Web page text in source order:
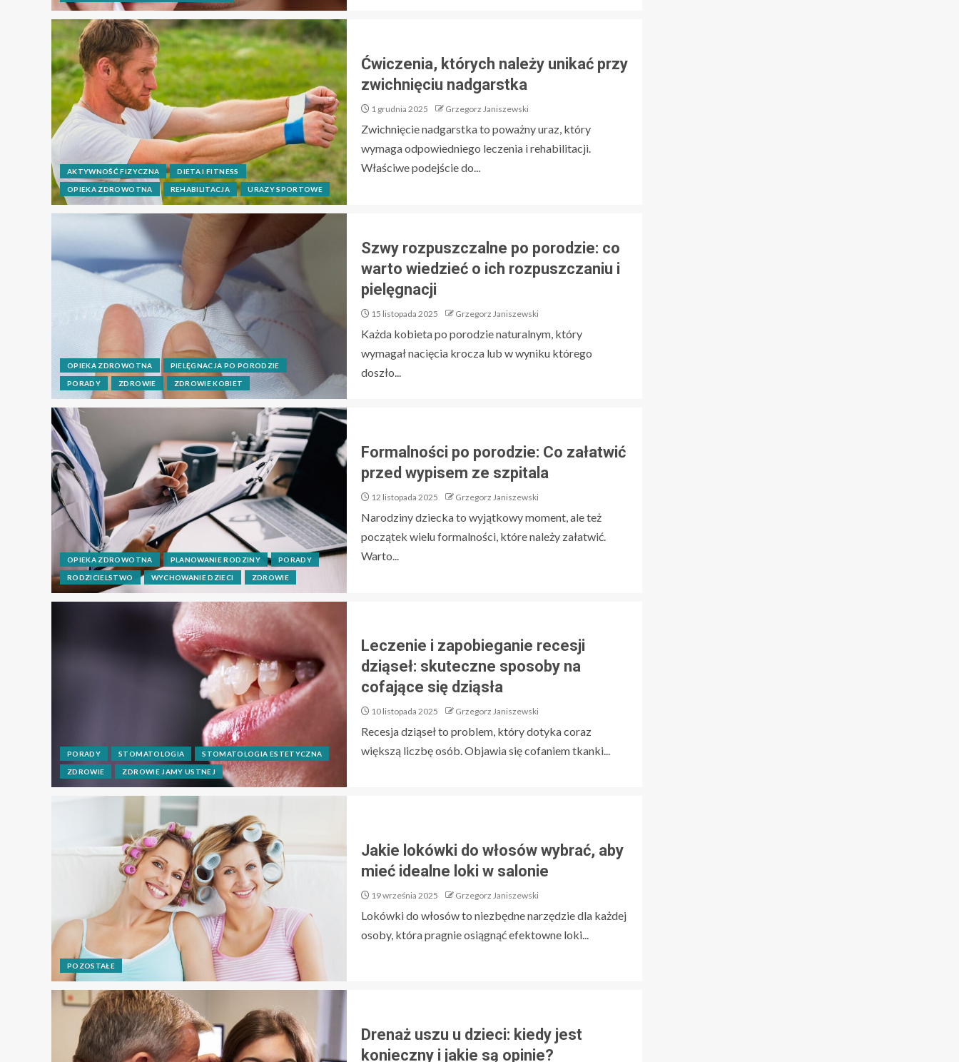
AKTYWNOŚĆ FIZYCZNA DIETA I FITNESS
OPIEKA ZDROWOTNA REHABILITACJA URAZY SPORTOWE
Ćwiczenia, których należy unikać przy
zwichnięciu nadgarstka
1 grudnia 2025 Grzegorz Janiszewski
Zwichnięcie nadgarstka to poważny uraz, który
wymaga odpowiedniego leczenia i rehabilitacji.
Właściwe podejście do...
OPIEKA ZDROWOTNA PIELĘGNACJA PO PORODZIE
PORADY ZDROWIE ZDROWIE KOBIET
Szwy rozpuszczalne po porodzie: co
warto wiedzieć o ich rozpuszczaniu i
pielęgnacji
15 listopada 2025 Grzegorz Janiszewski
Każda kobieta po porodzie naturalnym, który
wymagał nacięcia krocza lub w wyniku którego
doszło...
OPIEKA ZDROWOTNA PLANOWANIE RODZINY PORADY
RODZICIELSTWO WYCHOWANIE DZIECI ZDROWIE
Formalności po porodzie: Co załatwić
przed wypisem ze szpitala
12 listopada 2025 Grzegorz Janiszewski
Narodziny dziecka to wyjątkowy moment, ale też
początek wielu formalności, które należy załatwić.
Warto...
PORADY STOMATOLOGIA STOMATOLOGIA ESTETYCZNA
ZDROWIE ZDROWIE JAMY USTNEJ
Leczenie i zapobieganie recesji
dziąseł: skuteczne sposoby na
cofające się dziąsła
10 listopada 2025 Grzegorz Janiszewski
Recesja dziąseł to problem, który dotyka coraz
większą liczbę osób. Objawia się cofaniem tkanki...
POZOSTAŁE
Jakie lokówki do włosów wybrać, aby
mieć idealne loki w salonie
19 września 2025 Grzegorz Janiszewski
Lokówki do włosów to niezbędne narzędzie dla każdej
osoby, która pragnie osiągnąć efektowne loki...
Drenaż uszu u dzieci: kiedy jest
konieczny i jakie są opinie?